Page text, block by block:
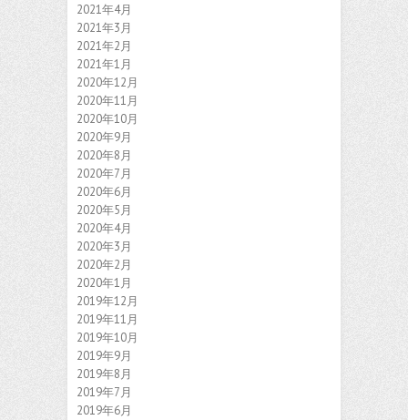
2021年4月
2021年3月
2021年2月
2021年1月
2020年12月
2020年11月
2020年10月
2020年9月
2020年8月
2020年7月
2020年6月
2020年5月
2020年4月
2020年3月
2020年2月
2020年1月
2019年12月
2019年11月
2019年10月
2019年9月
2019年8月
2019年7月
2019年6月